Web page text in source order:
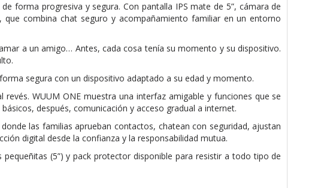
forma progresiva y segura. Con pantalla IPS mate de 5”, cámara de
combina chat seguro y acompañamiento familiar en un entorno
a un amigo… Antes, cada cosa tenía su momento y su dispositivo.
segura con un dispositivo adaptado a su edad y momento.
WUUM ONE muestra una interfaz amigable y funciones que se
después, comunicación y acceso gradual a internet.
las familias aprueban contactos, chatean con seguridad, ajustan
digital desde la confianza y la responsabilidad mutua.
(5”) y pack protector disponible para resistir a todo tipo de